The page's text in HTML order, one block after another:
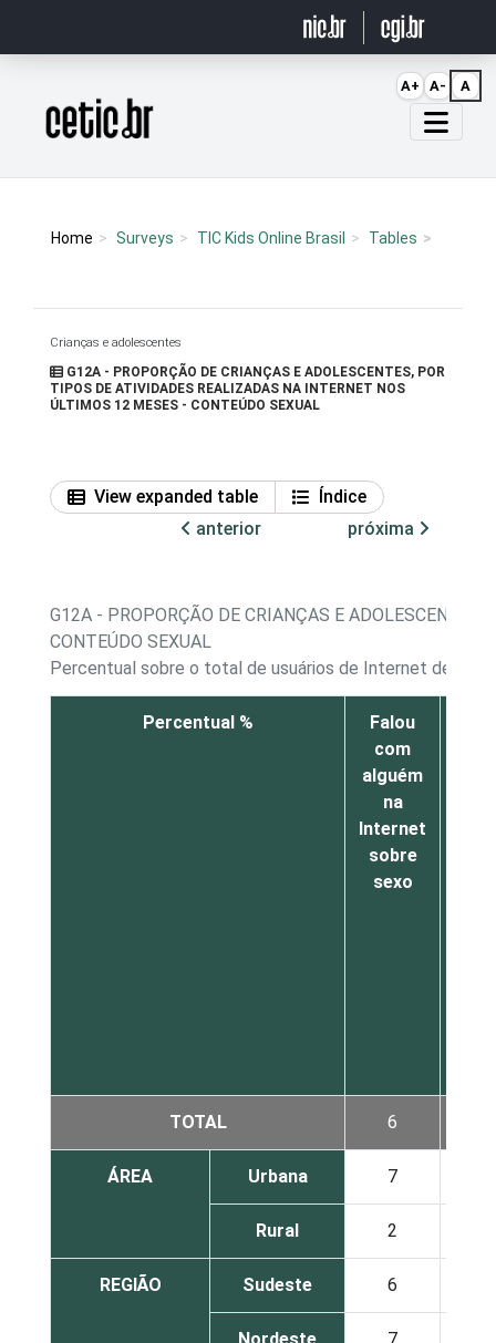
Página inicial
Home Surveys TIC Kids Online Brasil Tables
Crianças e adolescentes
G12A - PROPORÇÃO DE CRIANÇAS E ADOLESCENTES, POR
TIPOS DE ATIVIDADES REALIZADAS NA INTERNET NOS
ÚLTIMOS 12 MESES - CONTEÚDO SEXUAL
View expanded table
Índice
anterior
próxima
G12A - PROPORÇÃO DE CRIANÇAS E
CONTEÚDO SEXUAL
Percentual sobre o total de usuários de Internet de 11 a
Percentual %
Falou
com
alguém
na
Internet
sobre
sexo
TOTAL 6
ÁREA Urbana 7
Rural 2
REGIÃO Sudeste 6
A+ A- A